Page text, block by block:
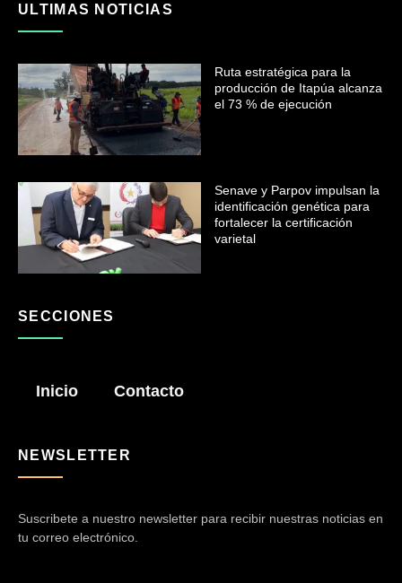
ULTIMAS NOTICIAS
Ruta estratégica para la
producción de Itapúa alcanza
el 73 % de ejecución
Senave y Parpov impulsan la
identificación genética para
fortalecer la certificación
varietal
SECCIONES
Inicio Contacto
NEWSLETTER
Suscribete a nuestro newsletter para recibir nuestras noticias en
tu correo electrónico.